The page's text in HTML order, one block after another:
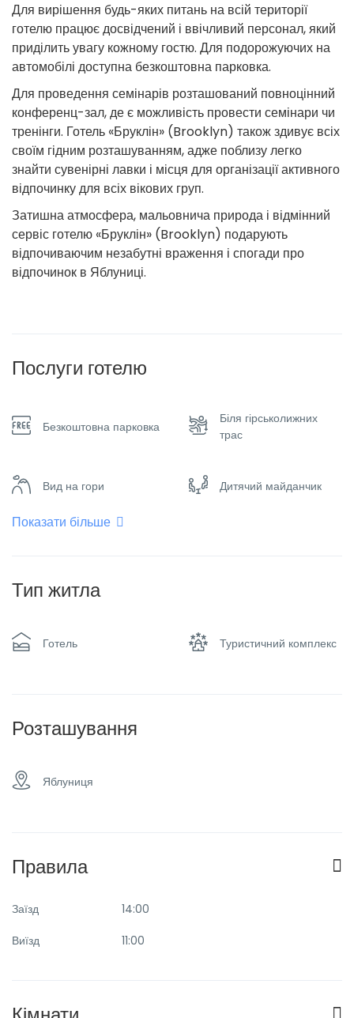
Для вирішення будь-яких питань на всій території
готелю працює досвідчений і ввічливий персонал, який
приділить увагу кожному гостю. Для подорожуючих на
автомобілі доступна безкоштовна парковка.
Для проведення семінарів розташований повноцінний
конференц-зал, де є можливість провести семінари чи
тренінги. Готель «Бруклін» (Brooklyn) також здивує всіх
своїм гідним розташуванням, адже поблизу легко
знайти сувенірні лавки і місця для організації активного
відпочинку для всіх вікових груп.
Затишна атмосфера, мальовнича природа і відмінний
сервіс готелю «Бруклін» (Brooklyn) подарують
відпочиваючим незабутні враження і спогади про
відпочинок в Яблуниці.
Послуги готелю
Безкоштовна парковка
Біля гірськолижних
трас
Вид на гори Дитячий майданчик
Кондиціонер
Курити заборонено Обігрівач
Таксі та трансфер
Показати більше
Тип житла
Готель Туристичний комплекс
Розташування
Яблуниця
Правила
Заїзд
14:00
Виїзд
11:00